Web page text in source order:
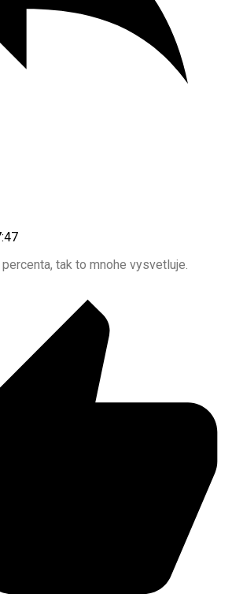
tak to mnohe vysvetluje.